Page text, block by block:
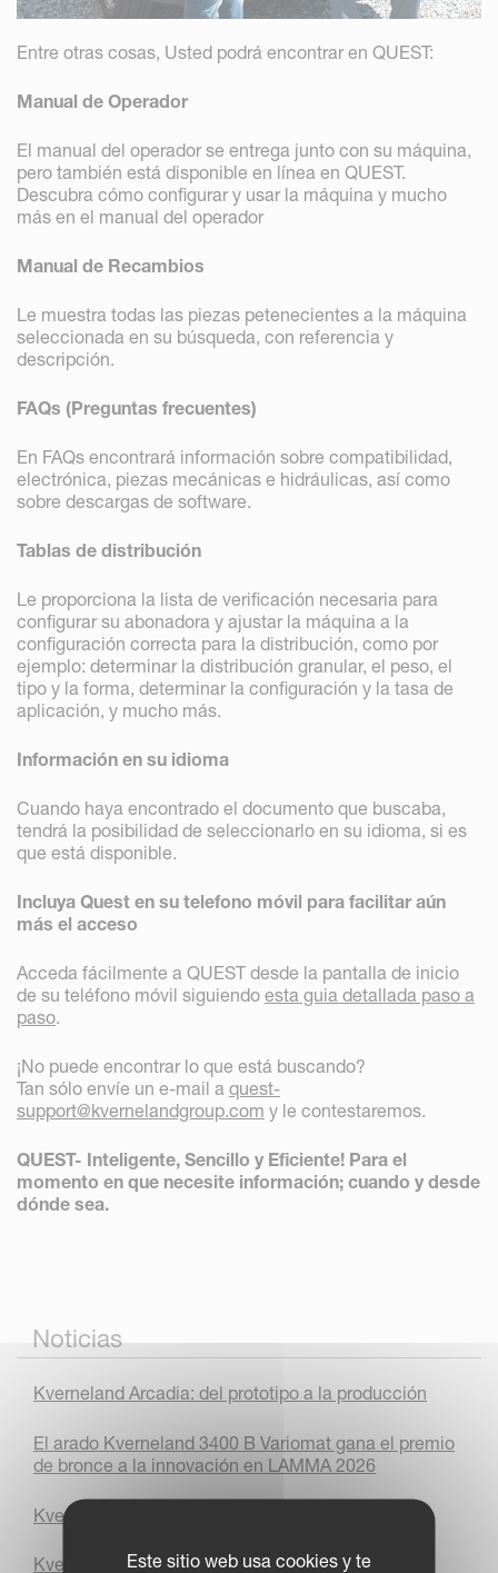
Entre otras cosas, Usted podrá encontrar en QUEST:
Manual de Operador
El manual del operador se entrega junto con su máquina,
pero también está disponible en línea en QUEST.
Descubra cómo configurar y usar la máquina y mucho
más en el manual del operador
Manual de Recambios
Le muestra todas las piezas petenecientes a la máquina
seleccionada en su búsqueda, con referencia y
descripción.
FAQs (Preguntas frecuentes)
En FAQs encontrará información sobre compatibilidad,
electrónica, piezas mecánicas e hidráulicas, así como
sobre descargas de software.
Tablas de distribución
Le proporciona la lista de verificación necesaria para
configurar su abonadora y ajustar la máquina a la
configuración correcta para la distribución, como por
ejemplo: determinar la distribución granular, el peso, el
tipo y la forma, determinar la configuración y la tasa de
aplicación, y mucho más.
Información en su idioma
Cuando haya encontrado el documento que buscaba,
tendrá la posibilidad de seleccionarlo en su idioma, si es
que está disponible.
Incluya Quest en su telefono móvil para facilitar aún
más el acceso
Acceda fácilmente a QUEST desde la pantalla de inicio
de su teléfono móvil siguiendo esta guia detallada paso a
paso.
¡No puede encontrar lo que está buscando?
Tan sólo envíe un e-mail a quest-
support@kvernelandgroup.com y le contestaremos.
QUEST- Inteligente, Sencillo y Eficiente! Para el
momento en que necesite información; cuando y desde
dónde sea.
Noticias
Kverneland Arcadia: del prototipo a la producción
El arado Kverneland 3400 B Variomat gana el premio
de bronce a la innovación en LAMMA 2026
Kverneland y Vicon brillan en Agritechnica 2025
Kverneland Group premio a la Innovación en
Este sitio web usa cookies y te